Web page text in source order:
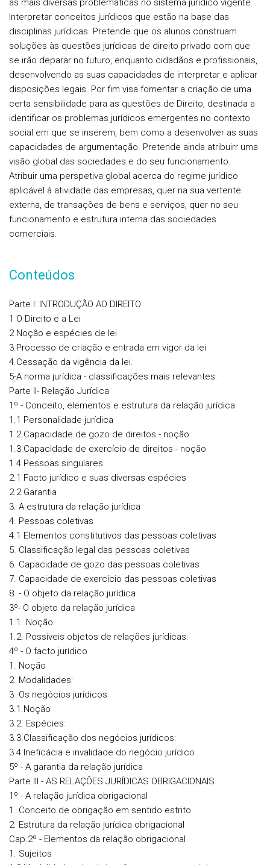
as mais diversas problemáticas no sistema jurídico vigente.
Interpretar conceitos jurídicos que estão na base das
disciplinas jurídicas. Pretende que os alunos construam
soluções às questões jurídicas de direito privado com que
se irão deparar no futuro, enquanto cidadãos e profissionais,
desenvolvendo as suas capacidades de interpretar e aplicar
disposições legais. Por fim visa fomentar a criação de uma
certa sensibilidade para as questões de Direito, destinada a
identificar os problemas jurídicos emergentes no contexto
social em que se inserem, bem como a desenvolver as suas
capacidades de argumentação. Pretende ainda atribuirr uma
visão global das sociedades e do seu funcionamento.
Atribuir uma perspetiva global acerca do regime jurídico
aplicável à atividade das empresas, quer na sua vertente
externa, de transações de bens e serviços, quer no seu
funcionamento e estrutura interna das sociedades
comerciais.
Conteúdos
Parte I: INTRODUÇÃO AO DIREITO
1 O Direito e a Lei
2 Noção e espécies de lei
3.Processo de criação e entrada em vigor da lei
4.Cessação da vigência da lei.
5-A norma jurídica - classificações mais relevantes:
Parte II- Relação Jurídica
1º - Conceito, elementos e estrutura da relação jurídica
1.1 Personalidade jurídica
1.2.Capacidade de gozo de direitos - noção
1.3.Capacidade de exercício de direitos - noção
1.4 Pessoas singulares
2.1 Facto jurídico e suas diversas espécies
2.2 Garantia
3. A estrutura da relação jurídica
4. Pessoas coletivas
4.1 Elementos constitutivos das pessoas coletivas
5. Classificação legal das pessoas coletivas
6. Capacidade de gozo das pessoas coletivas
7. Capacidade de exercício das pessoas coletivas
8. - O objeto da relação jurídica
3º- O objeto da relação jurídica
1.1. Noção
1.2. Possíveis objetos de relações jurídicas:
4º - O facto jurídico
1. Noção
2. Modalidades:
3. Os negócios jurídicos
3.1.Noção
3.2. Espécies:
3.3.Classificação dos negócios jurídicos:
3.4 Ineficácia e invalidade do negócio jurídico
5º - A garantia da relação jurídica
Parte III - AS RELAÇÕES JURÍDICAS OBRIGACIONAIS
1º - A relação jurídica obrigacional
1. Conceito de obrigação em sentido estrito
2. Estrutura da relação jurídica obrigacional
Cap.2º - Elementos da relação obrigacional
1. Sujeitos